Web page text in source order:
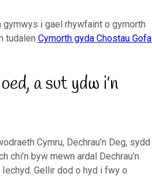
gymwys i gael rhywfaint o gymorth
tudalen Cymorth gyda Chostau Gofal
a sut ydw i’n
Cymru, Dechrau’n Deg, sydd
byw mewn ardal Dechrau’n
Gellir dod o hyd i fwy o